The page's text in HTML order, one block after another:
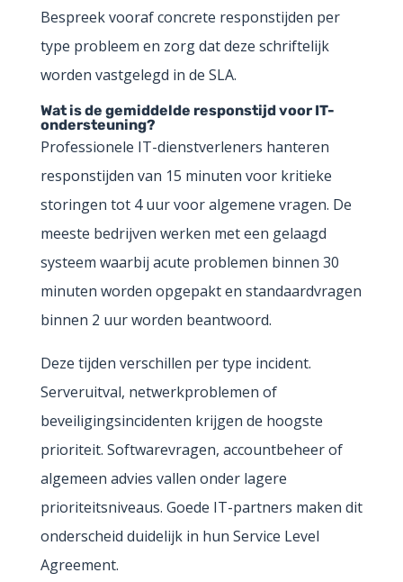
Bespreek vooraf concrete responstijden per
type probleem en zorg dat deze schriftelijk
worden vastgelegd in de SLA.
Wat is de gemiddelde responstijd voor IT-
ondersteuning?
Professionele IT-dienstverleners hanteren
responstijden van 15 minuten voor kritieke
storingen tot 4 uur voor algemene vragen. De
meeste bedrijven werken met een gelaagd
systeem waarbij acute problemen binnen 30
minuten worden opgepakt en standaardvragen
binnen 2 uur worden beantwoord.
Deze tijden verschillen per type incident.
Serveruitval, netwerkproblemen of
beveiligingsincidenten krijgen de hoogste
prioriteit. Softwarevragen, accountbeheer of
algemeen advies vallen onder lagere
prioriteitsniveaus. Goede IT-partners maken dit
onderscheid duidelijk in hun Service Level
Agreement.